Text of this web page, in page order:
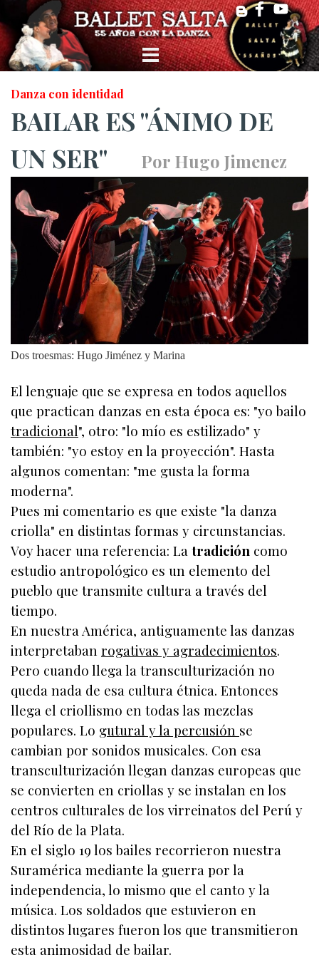
Danza con identidad
BAILAR ES "ÁNIMO DE
UN SER"
Por Hugo Jimenez
Dos troesmas: Hugo Jiménez y Marina
El lenguaje que se expresa en todos aquellos
que practican danzas en esta época es: "yo bailo
tradicional", otro: "lo mío es estilizado" y
también: "yo estoy en la proyección". Hasta
algunos comentan: "me gusta la forma
moderna".
Pues mi comentario es que existe "la danza
criolla" en distintas formas y circunstancias.
Voy hacer una referencia: La tradición como
estudio antropológico es un elemento del
pueblo que transmite cultura a través del
tiempo.
En nuestra América, antiguamente las danzas
interpretaban rogativas y agradecimientos.
Pero cuando llega la transculturización no
queda nada de esa cultura étnica. Entonces
llega el criollismo en todas las mezclas
populares. Lo gutural y la percusión se
cambian por sonidos musicales. Con esa
transculturización llegan danzas europeas que
se convierten en criollas y se instalan en los
centros culturales de los virreinatos del Perú y
del Río de la Plata.
En el siglo 19 los bailes recorrieron nuestra
Suramérica mediante la guerra por la
independencia, lo mismo que el canto y la
música. Los soldados que estuvieron en
distintos lugares fueron los que transmitieron
esta animosidad de bailar.